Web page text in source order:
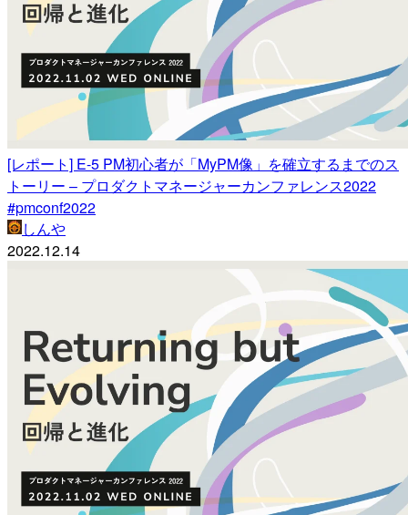
[レポート] E-5 PM初心者が「MyPM像」を確立するまでのス
トーリー – プロダクトマネージャーカンファレンス2022
#pmconf2022
しんや
2022.12.14